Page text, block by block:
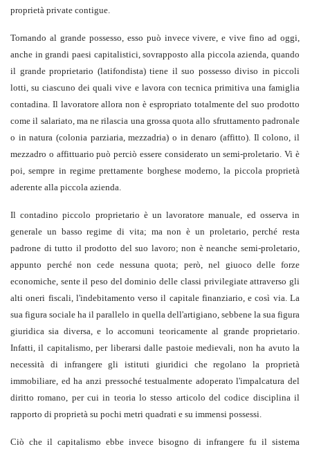
proprietà private contigue.
Tornando al grande possesso, esso può invece vivere, e vive fino ad oggi,
anche in grandi paesi capitalistici, sovrapposto alla piccola azienda, quando
il grande proprietario (latifondista) tiene il suo possesso diviso in piccoli
lotti, su ciascuno dei quali vive e lavora con tecnica primitiva una famiglia
contadina. Il lavoratore allora non è espropriato totalmente del suo prodotto
come il salariato, ma ne rilascia una grossa quota allo sfruttamento padronale
o in natura (colonia parziaria, mezzadria) o in denaro (affitto). Il colono, il
mezzadro o affittuario può perciò essere considerato un semi-proletario. Vi è
poi, sempre in regime prettamente borghese moderno, la piccola proprietà
aderente alla piccola azienda.
Il contadino piccolo proprietario è un lavoratore manuale, ed osserva in
generale un basso regime di vita; ma non è un proletario, perché resta
padrone di tutto il prodotto del suo lavoro; non è neanche semi-proletario,
appunto perché non cede nessuna quota; però, nel giuoco delle forze
economiche, sente il peso del dominio delle classi privilegiate attraverso gli
alti oneri fiscali, l'indebitamento verso il capitale finanziario, e così via. La
sua figura sociale ha il parallelo in quella dell'artigiano, sebbene la sua figura
giuridica sia diversa, e lo accomuni teoricamente al grande proprietario.
Infatti, il capitalismo, per liberarsi dalle pastoie medievali, non ha avuto la
necessità di infrangere gli istituti giuridici che regolano la proprietà
immobiliare, ed ha anzi pressoché testualmente adoperato l'impalcatura del
diritto romano, per cui in teoria lo stesso articolo del codice disciplina il
rapporto di proprietà su pochi metri quadrati e su immensi possessi.
Ciò che il capitalismo ebbe invece bisogno di infrangere fu il sistema